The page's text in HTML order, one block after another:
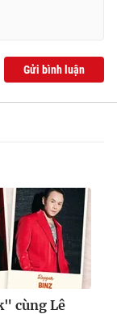
Gửi bình luận
cùng Lê